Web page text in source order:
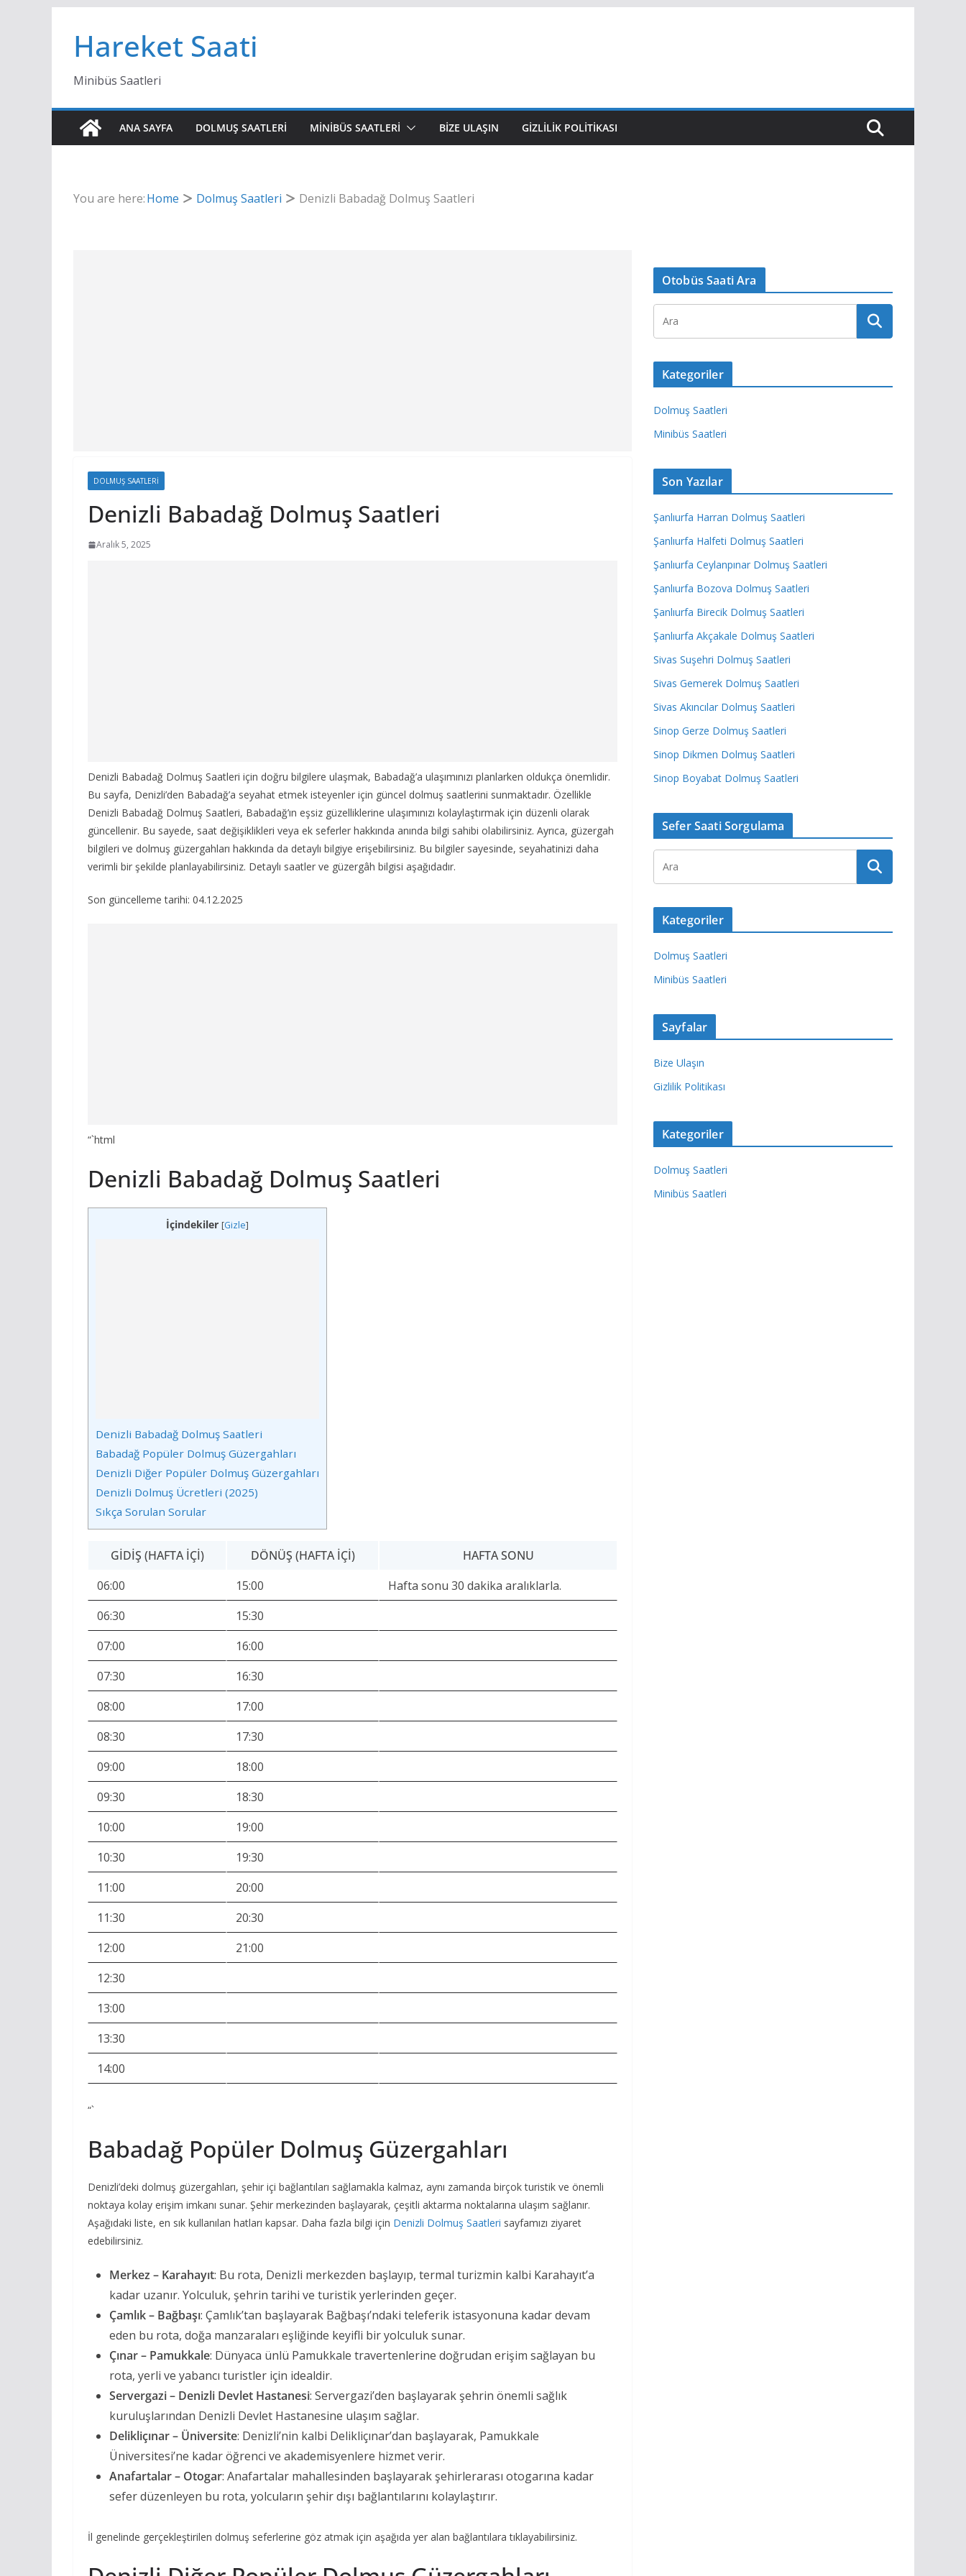
contentHareket Saati
Minibüs Saatleri
ANA SAYFA DOLMUŞ SAATLERI MINIBÜS SAATLERI BIZE ULAŞIN GIZLILIK POLITIKASI
You are here:Home Dolmuş Saatleri Denizli Babadağ Dolmuş Saatleri
DOLMUŞ SAATLERI
Denizli Babadağ Dolmuş Saatleri
Aralık 5, 2025
Denizli Babadağ Dolmuş Saatleri için doğru bilgilere ulaşmak, Babadağ’a ulaşımınızı planlarken oldukça önemlidir.
Bu sayfa, Denizli’den Babadağ’a seyahat etmek isteyenler için güncel dolmuş saatlerini sunmaktadır. Özellikle
Denizli Babadağ Dolmuş Saatleri, Babadağ’ın eşsiz güzelliklerine ulaşımınızı kolaylaştırmak için düzenli olarak
güncellenir. Bu sayede, saat değişiklikleri veya ek seferler hakkında anında bilgi sahibi olabilirsiniz. Ayrıca, güzergah
bilgileri ve dolmuş güzergahları hakkında da detaylı bilgiye erişebilirsiniz. Bu bilgiler sayesinde, seyahatinizi daha
verimli bir şekilde planlayabilirsiniz. Detaylı saatler ve güzergâh bilgisi aşağıdadır.
Son güncelleme tarihi: 04.12.2025
“`html
Denizli Babadağ Dolmuş Saatleri
İçindekiler [Gizle]
Denizli Babadağ Dolmuş Saatleri
Babadağ Popüler Dolmuş Güzergahları
Denizli Diğer Popüler Dolmuş Güzergahları
Denizli Dolmuş Ücretleri (2025)
Sıkça Sorulan Sorular
GIDIŞ (HAFTA İÇI) DÖNÜŞ (HAFTA İÇI)
HAFTA SONU
06:00
15:00
Hafta sonu 30 dakika aralıklarla.
06:30
15:30
07:00
16:00
07:30
16:30
08:00
17:00
08:30
17:30
09:00
18:00
09:30
18:30
10:00
19:00
10:30
19:30
11:00
20:00
11:30
20:30
12:00
21:00
12:30
13:00
13:30
14:00
“`
Babadağ Popüler Dolmuş Güzergahları
Denizli’deki dolmuş güzergahları, şehir içi bağlantıları sağlamakla kalmaz, aynı zamanda birçok turistik ve önemli
noktaya kolay erişim imkanı sunar. Şehir merkezinden başlayarak, çeşitli aktarma noktalarına ulaşım sağlanır.
Aşağıdaki liste, en sık kullanılan hatları kapsar. Daha fazla bilgi için Denizli Dolmuş Saatleri sayfamızı ziyaret
edebilirsiniz.
Merkez – Karahayıt: Bu rota, Denizli merkezden başlayıp, termal turizmin kalbi Karahayıt’a
kadar uzanır. Yolculuk, şehrin tarihi ve turistik yerlerinden geçer.
Çamlık – Bağbaşı: Çamlık’tan başlayarak Bağbaşı’ndaki teleferik istasyonuna kadar devam
eden bu rota, doğa manzaraları eşliğinde keyifli bir yolculuk sunar.
Çınar – Pamukkale: Dünyaca ünlü Pamukkale travertenlerine doğrudan erişim sağlayan bu
rota, yerli ve yabancı turistler için idealdir.
Servergazi – Denizli Devlet Hastanesi: Servergazi’den başlayarak şehrin önemli sağlık
kuruluşlarından Denizli Devlet Hastanesine ulaşım sağlar.
Delikliçınar – Üniversite: Denizli’nin kalbi Delikliçınar’dan başlayarak, Pamukkale
Üniversitesi’ne kadar öğrenci ve akademisyenlere hizmet verir.
Anafartalar – Otogar: Anafartalar mahallesinden başlayarak şehirlerarası otogarına kadar
sefer düzenleyen bu rota, yolcuların şehir dışı bağlantılarını kolaylaştırır.
İl genelinde gerçekleştirilen dolmuş seferlerine göz atmak için aşağıda yer alan bağlantılara tıklayabilirsiniz.
Otobüs Saati Ara
Kategoriler
Dolmuş Saatleri
Minibüs Saatleri
Son Yazılar
Şanlıurfa Harran Dolmuş Saatleri
Şanlıurfa Halfeti Dolmuş Saatleri
Şanlıurfa Ceylanpınar Dolmuş Saatleri
Şanlıurfa Bozova Dolmuş Saatleri
Şanlıurfa Birecik Dolmuş Saatleri
Şanlıurfa Akçakale Dolmuş Saatleri
Sivas Suşehri Dolmuş Saatleri
Sivas Gemerek Dolmuş Saatleri
Sivas Akıncılar Dolmuş Saatleri
Sinop Gerze Dolmuş Saatleri
Sinop Dikmen Dolmuş Saatleri
Sinop Boyabat Dolmuş Saatleri
Sefer Saati Sorgulama
Kategoriler
Dolmuş Saatleri
Minibüs Saatleri
Sayfalar
Bize Ulaşın
Gizlilik Politikası
Kategoriler
Dolmuş Saatleri
Minibüs Saatleri